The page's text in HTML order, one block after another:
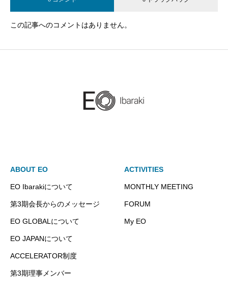
この記事へのコメントはありません。
ABOUT EO
EO Ibarakiについて
第3期会長からのメッセージ
EO GLOBALについて
EO JAPANについて
ACCELERATOR制度
第3期理事メンバー
ACTIVITIES
MONTHLY MEETING
FORUM
My EO